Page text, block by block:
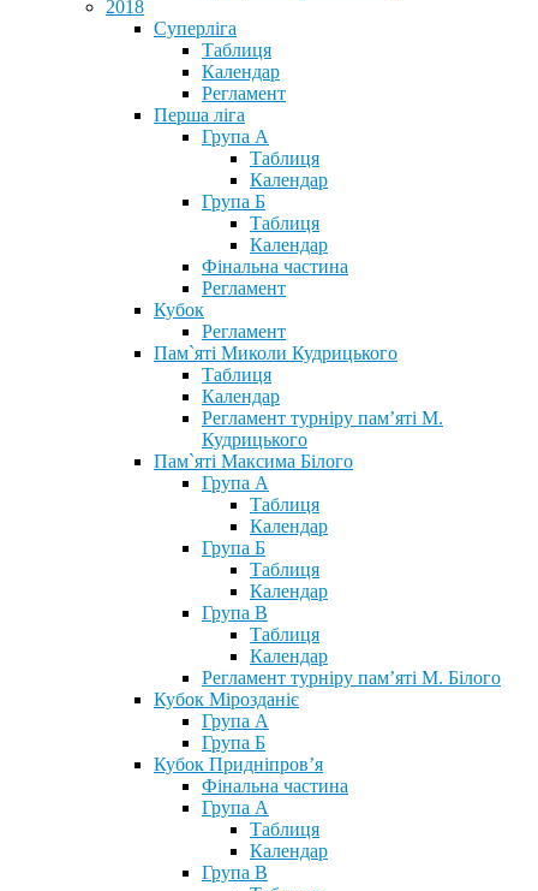
2018
Суперліга
Таблиця
Календар
Регламент
Перша ліга
Група А
Таблиця
Календар
Група Б
Таблиця
Календар
Фінальна частина
Регламент
Кубок
Регламент
Пам`яті Миколи Кудрицького
Таблиця
Календар
Регламент турніру пам’яті М.
Кудрицького
Пам`яті Максима Білого
Група А
Таблиця
Календар
Група Б
Таблиця
Календар
Група В
Таблиця
Календар
Регламент турніру пам’яті М. Білого
Кубок Мірозданіє
Група А
Група Б
Кубок Придніпров’я
Фінальна частина
Група А
Таблиця
Календар
Група В